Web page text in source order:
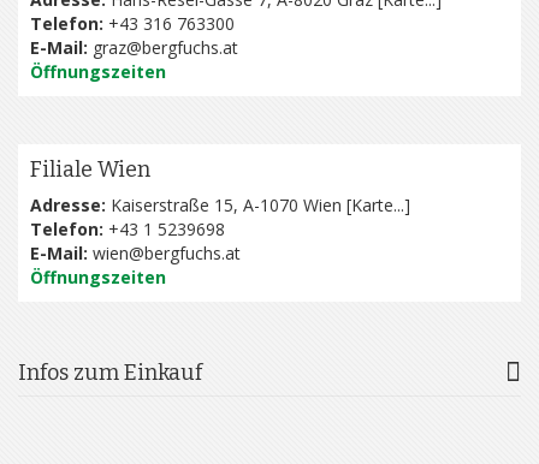
Telefon: +43 316 763300
E-Mail: graz@bergfuchs.at
Öffnungszeiten
Filiale Wien
Adresse: Kaiserstraße 15, A-1070 Wien [Karte...]
Telefon: +43 1 5239698
E-Mail: wien@bergfuchs.at
Öffnungszeiten
Infos zum Einkauf